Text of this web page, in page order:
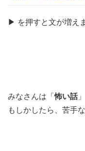
▶ を押すと文が増 え
みなさんは「怖い話
もしかしたら、苦手